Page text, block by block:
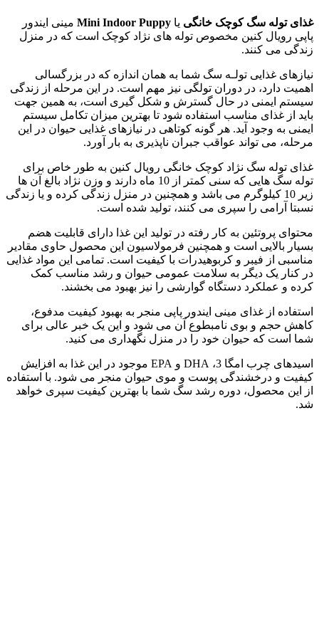
غذای توله سگ کوچک خانگی یا Mini Indoor Puppy مینی ایندور
پاپی رویال کنین مخصوص توله های نژاد کوچک است که در منزل
زندگی می کنند.
نیازهای غذایی تولـه سگ شما به همان اندازه که در بزرگسالی
اهمیت دارد، در دوران تولگی نیز مهم است. در این مرحله از زندگی
سیستم ایمنی در حال گسترش و شکل گیری است، به همین جهت
باید از غذای مناسب استفاده شود تا بهترین میزان تکامل سیستم
ایمنی به وجود آید. هر گونه کوتاهی در نیازهای غذایی حیوان در این
مرحله، می تواند عواقب جبران ناپذیری به بار آورد.
غذای توله سگ نژاد کوچک خانگی رویال کنین به طور خاص برای
توله سگ هایی که سنی کمتر از 10 ماه دارند و وزن نژاد بالغ آن ها
زیر 10 کیلوگرم می باشد و همچنین در منزل زندگی کرده و یا زندگی
نسبتا آرامی را سپری می کنند، تولید شده است.
محتوای پروتئین به کار رفته در تولید این غذا دارای قابلیت هضم
بسیار بالایی است و همچنین فرمولاسیون این محصول حاوی مقادیر
مناسبی از فیبر و کربوهیدرات با کیفیت است. تمامی این مواد غذایی
در کنار یک دیگر به سلامت عمومی حیوان و رشد مناسب کمک
کرده و عملکرد دستگاه گوارشی را نیز بهبود می بخشند.
استفاده از غذای مینی ایندور پاپی منجر به بهبود کیفیت مدفوع،
کاهش حجم و بوی نامبطوع آن می شود و این یک خبر عالی برای
شما است که حیوان خود را در منزل نگهداری می کنید.
اسیدهای چرب امگا 3، DHA و EPA موجود در این غذا به افزایش
کیفیت و درخشندگی پوست و موی حیوان منجر می شود. با استفاده
از این محصول، دوره رشد سگ شما با بهترین کیفیت سپری خواهد
شد.